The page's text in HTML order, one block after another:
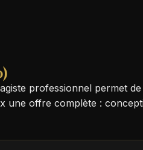
professionnel permet
une offre complète :